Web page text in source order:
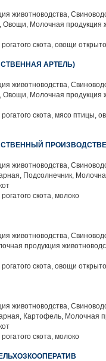
животноводства,
Молочная продукция
скота, овощи
АРТЕЛЬ)
животноводства,
Молочная продукция
рогатого скота, мясо птицы,
животноводства,
Подсолнечник,
скота, молоко
животноводства,
продукция
скота, овощи
животноводства,
Картофель, Молочная
скота, молоко